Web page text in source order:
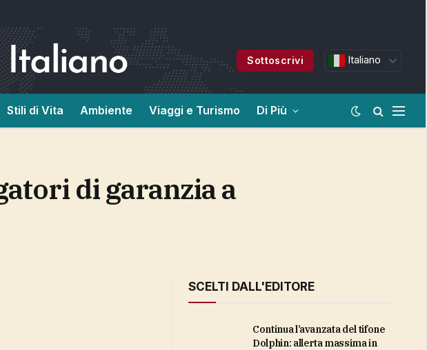
Sottoscrivi Italiano
Stili di Vita Ambiente Viaggi e Turismo Di Più
SCELTI DALL'EDITORE
Continua l’avanzata del tifone
Dolphin: allerta massima in